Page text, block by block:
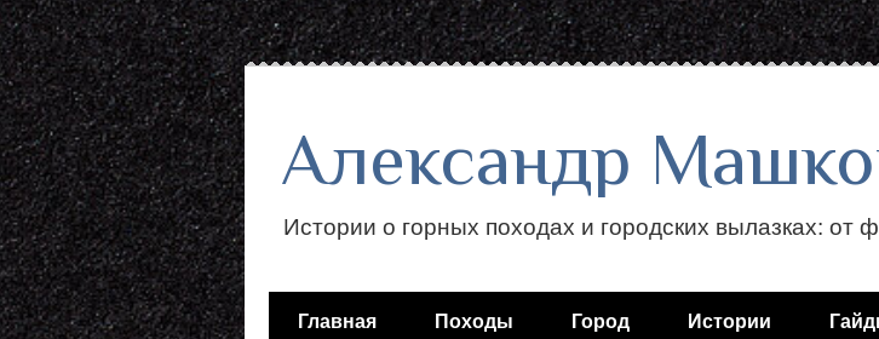
Александр
Истории о горных походах и городских вылазках: от
Главная Походы Город Истории